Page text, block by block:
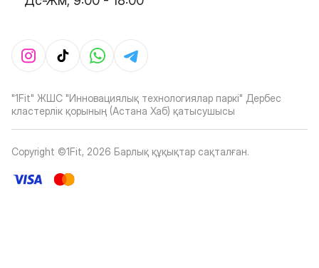
"1Fit" ЖШС "Инновациялық технологиялар паркі" Дербес
кластерлік қорының (Астана Хаб) қатысушысы
Copyright ©1Fit, 2026 Барлық құқықтар сақталған.